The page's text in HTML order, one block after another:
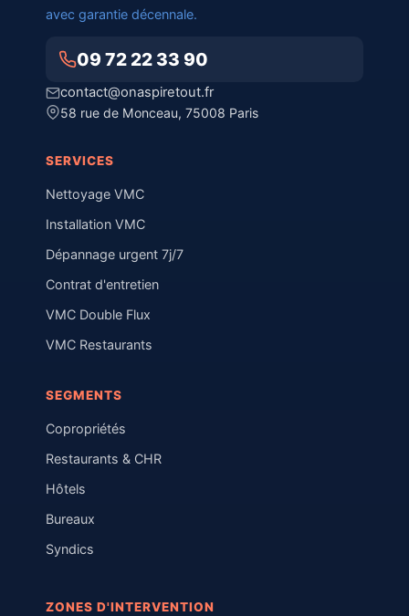
avec garantie décennale.
09 72 22 33 90
contact@onaspiretout.fr
58 rue de Monceau, 75008 Paris
SERVICES
Nettoyage VMC
Installation VMC
Dépannage urgent 7j/7
Contrat d'entretien
VMC Double Flux
VMC Restaurants
SEGMENTS
Copropriétés
Restaurants & CHR
Hôtels
Bureaux
Syndics
ZONES D'INTERVENTION